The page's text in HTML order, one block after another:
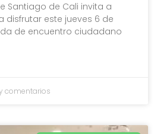
Santiago de Cali invita a
disfrutar este jueves 6 de
de encuentro ciudadano
comentarios